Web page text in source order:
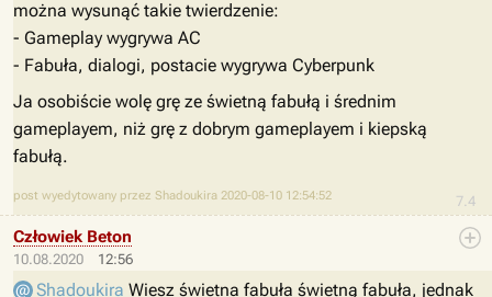
7.4
można wysunąć takie twierdzenie:
- Gameplay wygrywa AC
- Fabuła, dialogi, postacie wygrywa Cyberpunk
Ja osobiście wolę grę ze świetną fabułą i średnim
gameplayem, niż grę z dobrym gameplayem i kiepską
fabułą.
post wyedytowany przez Shadoukira 2020-08-10 12:54:52
10.08.2020 12:56
Człowiek Beton
Shadoukira Wiesz świetna fabuła świetną fabuła, jednak